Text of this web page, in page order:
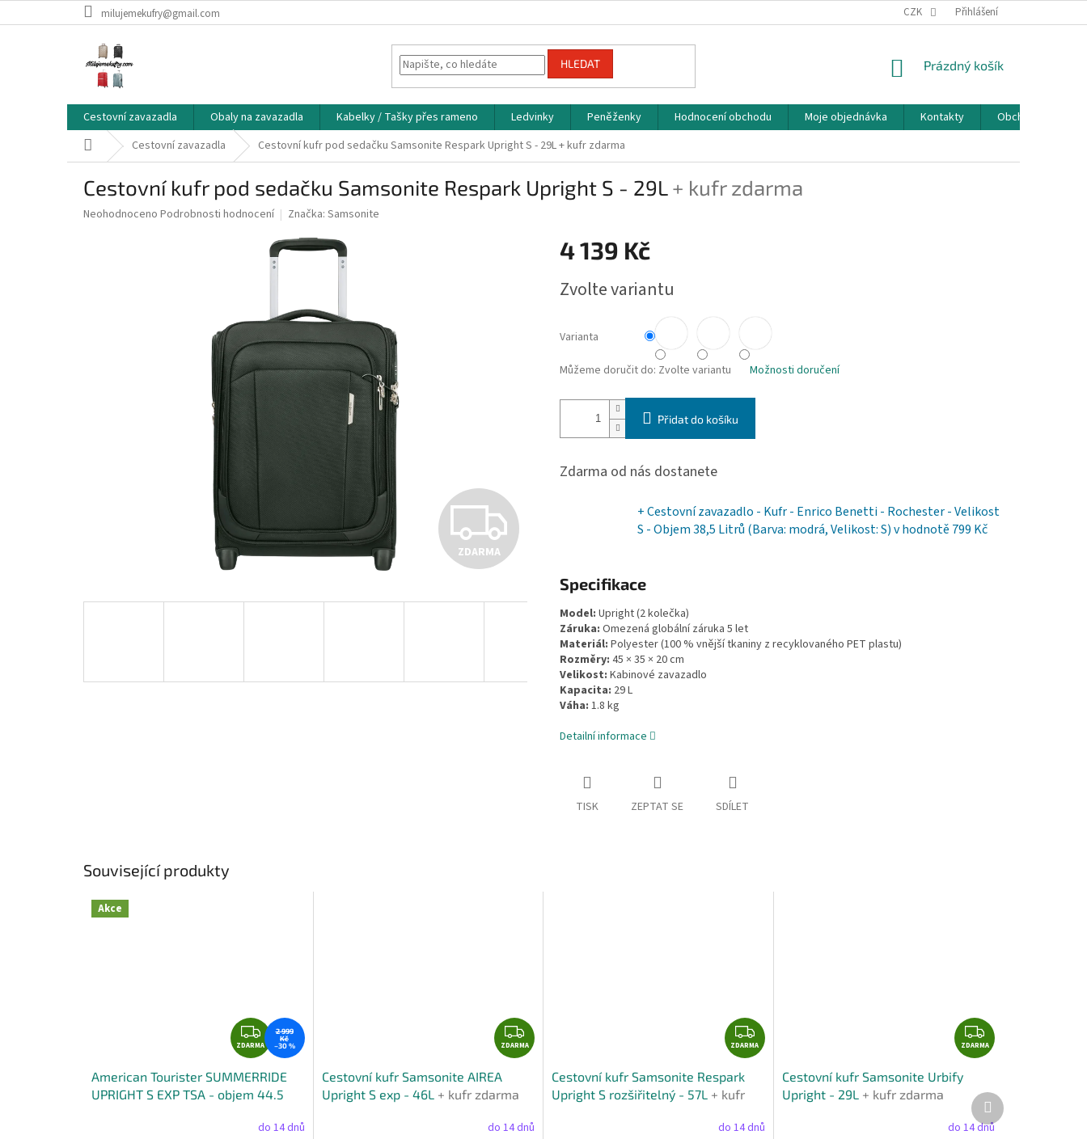
na
milujemekufry@gmail.com CZK Přihlášení
HLEDAT
NÁKUPNÍ
Prázdný košík
Cestovní zavazadla Obaly na zavazadla Kabelky / Tašky přes rameno Ledvinky Peněženky Hodnocení obchodu Moje objednávka Kontakty
Obchodní
Domů Cestovní zavazadla Cestovní kufr pod sedačku Samsonite Respark Upright S - 29L+ kufr zdarma
Cestovní kufr pod sedačku Samsonite Respark Upright S - 29L+ kufr zdarma
Průměrné
Neohodnoceno Podrobnosti hodnocení Značka: Samsonite
Z
R
ZDARMA
4 139 Kč
cena:
Zvolte variantu
Varianta
Můžeme doručit do: Zvolte variantu Možnosti doručení
Přidat do košíku
Zdarma od nás dostanete
+ Cestovní zavazadlo - Kufr - Enrico Benetti - Rochester - Velikost
S - Objem 38,5 Litrů (Barva: modrá, Velikost: S)v hodnotě 799 Kč
Specifikace
Model: Upright (2 kolečka)
Záruka: Omezená globální záruka 5 let
Materiál: Polyester (100 % vnější tkaniny z recyklovaného PET plastu)
Rozměry: 45 × 35 × 20 cm
Velikost: Kabinové zavazadlo
Kapacita: 29 L
Váha: 1.8 kg
Detailní informace
TISK ZEPTAT SE SDÍLET
Související produkty
Akce
Z
D
A
R
A
ZDARMA
2 999
Kč
–30 %
American Tourister SUMMERRIDE
UPRIGHT S EXP TSA - objem 44.5
do 14 dnů
Z
D
A
ZDARMA
Cestovní kufr Samsonite AIREA
Upright S exp - 46L + kufr zdarma
do 14 dnů
Z
D
A
ZDARMA
Cestovní kufr Samsonite Respark
Upright S rozšiřitelný - 57L + kufr
do 14 dnů
Z
D
R
M
A
ZDARMA
Cestovní kufr Samsonite Urbify
Upright - 29L + kufr zdarma
do 14 dnů
Další
produkt